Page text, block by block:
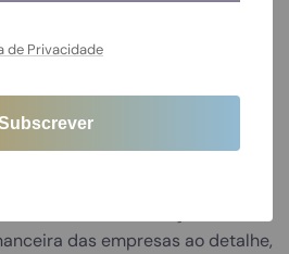
espelhar a importância da
respeito, a contas pessoais ou
de iniciar um negócio,
treino de articulação,
das empresas ao detalhe,
de Privacidade